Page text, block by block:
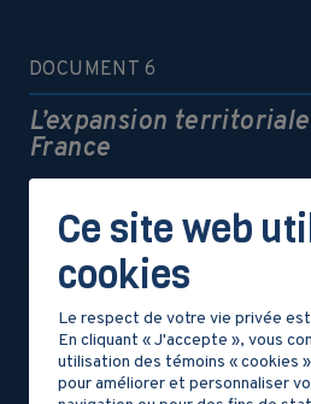
DOCUMENT 6
L’expansion
France
DOCUMENT 7
La destruction des
Ce site web
cookies
Le respect de votre vie privée
En cliquant « J'accepte », vous
utilisation des témoins « cookies
pour améliorer et personnaliser